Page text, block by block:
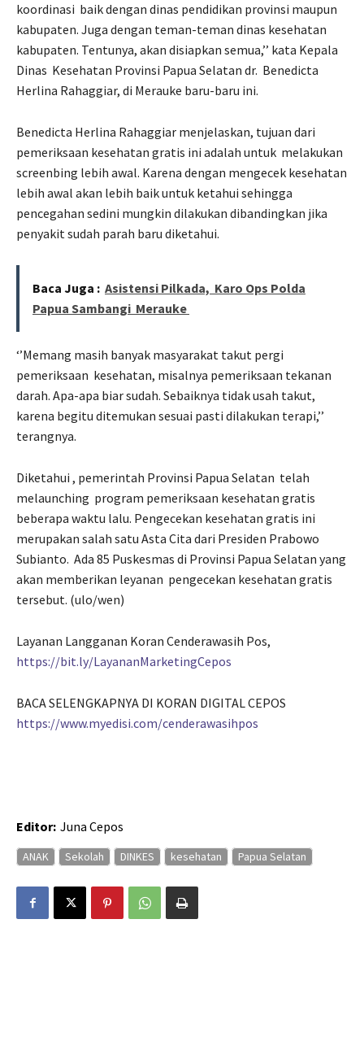
koordinasi baik dengan dinas pendidikan provinsi maupun
kabupaten. Juga dengan teman-teman dinas kesehatan
kabupaten. Tentunya, akan disiapkan semua,’’ kata Kepala
Dinas Kesehatan Provinsi Papua Selatan dr. Benedicta
Herlina Rahaggiar, di Merauke baru-baru ini.
Benedicta Herlina Rahaggiar menjelaskan, tujuan dari
pemeriksaan kesehatan gratis ini adalah untuk melakukan
screenbing lebih awal. Karena dengan mengecek kesehatan
lebih awal akan lebih baik untuk ketahui sehingga
pencegahan sedini mungkin dilakukan dibandingkan jika
penyakit sudah parah baru diketahui.
Baca Juga : Asistensi Pilkada, Karo Ops Polda
Papua Sambangi Merauke
‘’Memang masih banyak masyarakat takut pergi
pemeriksaan kesehatan, misalnya pemeriksaan tekanan
darah. Apa-apa biar sudah. Sebaiknya tidak usah takut,
karena begitu ditemukan sesuai pasti dilakukan terapi,’’
terangnya.
Diketahui , pemerintah Provinsi Papua Selatan telah
melaunching program pemeriksaan kesehatan gratis
beberapa waktu lalu. Pengecekan kesehatan gratis ini
merupakan salah satu Asta Cita dari Presiden Prabowo
Subianto. Ada 85 Puskesmas di Provinsi Papua Selatan yang
akan memberikan leyanan pengecekan kesehatan gratis
tersebut. (ulo/wen)
Layanan Langganan Koran Cenderawasih Pos,
https://bit.ly/LayananMarketingCepos
BACA SELENGKAPNYA DI KORAN DIGITAL CEPOS
https://www.myedisi.com/cenderawasihpos
Editor: Juna Cepos
ANAK Sekolah DINKES kesehatan Papua Selatan